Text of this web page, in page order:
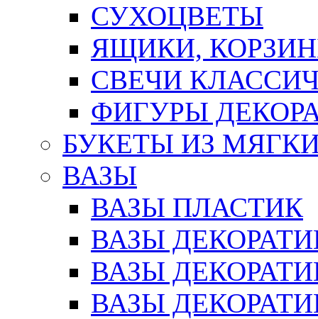
СУХОЦВЕТЫ
ЯЩИКИ,
СВЕЧИ
ФИГУРЫ
БУКЕТЫ ИЗ
ВАЗЫ
ВАЗЫ ПЛАСТИК
ВАЗЫ
ВАЗЫ
ВАЗЫ